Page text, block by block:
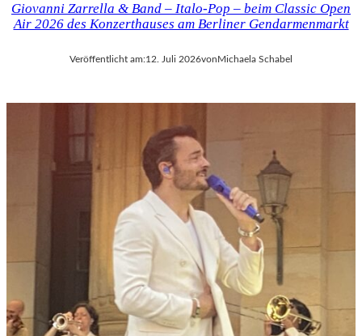
Giovanni Zarrella & Band – Italo-Pop – beim Classic Open
Air 2026 des Konzerthauses am Berliner Gendarmenmarkt
Veröffentlicht am:12. Juli 2026von Michaela Schabel